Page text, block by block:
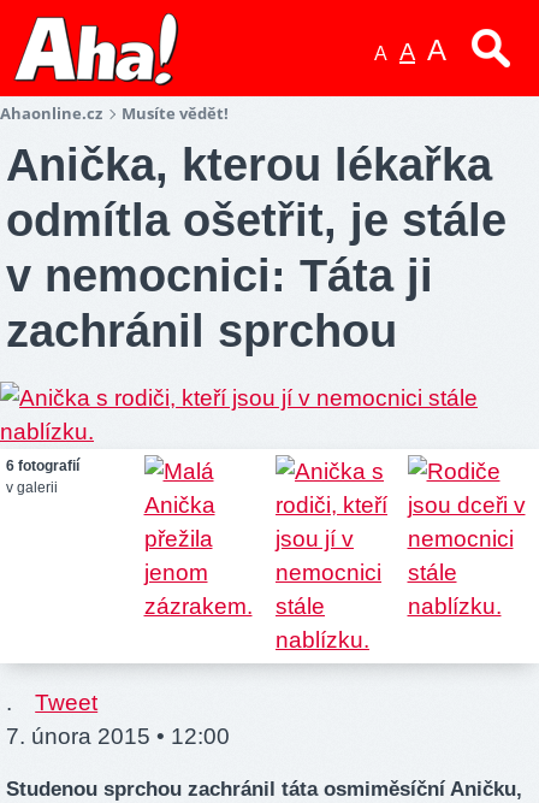
A A A
Ahaonline.cz Musíte vědět!
Anička, kterou lékařka
odmítla ošetřit, je stále
v nemocnici: Táta ji
zachránil sprchou
6 fotografií
v galerii
.
Tweet
7. února 2015 • 12:00
Studenou sprchou zachránil táta osmiměsíční Aničku,